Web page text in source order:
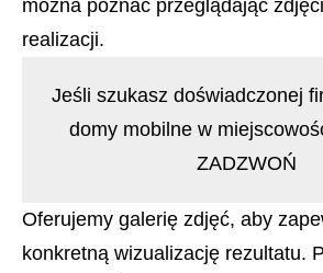
można poznać przeglądając
realizacji.
Jeśli szukasz doświadczonej
domy mobilne w
ZADZWOŃ
Oferujemy galerię zdjęć, aby
konkretną wizualizację rezultatu.